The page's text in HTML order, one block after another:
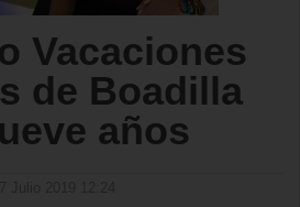
Vacaciones
de Boadilla
años